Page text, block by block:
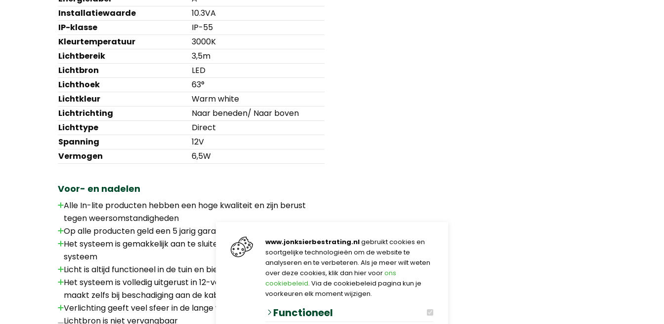
Installatiewaarde
10.3VA
IP-klasse
IP-55
Kleurtemperatuur
3000K
Lichtbereik
3,5m
Lichtbron
LED
Lichthoek
63°
Lichtkleur
Warm white
Lichtrichting
Naar beneden/ Naar boven
Lichttype
Direct
Spanning
12V
Vermogen
6,5W
Voor- en nadelen
Alle In-lite producten hebben een hoge kwaliteit en zijn berust
tegen weersomstandigheden
Op alle producten geld een 5 jarig garantie plan
Het systeem is gemakkelijk aan te sluiten met het easy-lock
systeem
Licht is altijd functioneel in de tuin en bied ook een veilig gevoel
Het systeem is volledig uitgerust in 12-volt, Wat het absoluut veilig
maakt zelfs bij beschadiging aan de kabel
Verlichting geeft veel sfeer in de lange warme zomernachten
Lichtbron is niet vervangbaar
www.jonksierbestrating.nlgebruikt cookies en
soortgelijke technologieën om de website te
analyseren en te verbeteren. Als je meer wilt weten
over deze cookies, klik dan hier voorons
cookiebeleid. Via de cookiebeleid pagina kun je
voorkeuren elk moment wijzigen.
Functioneel